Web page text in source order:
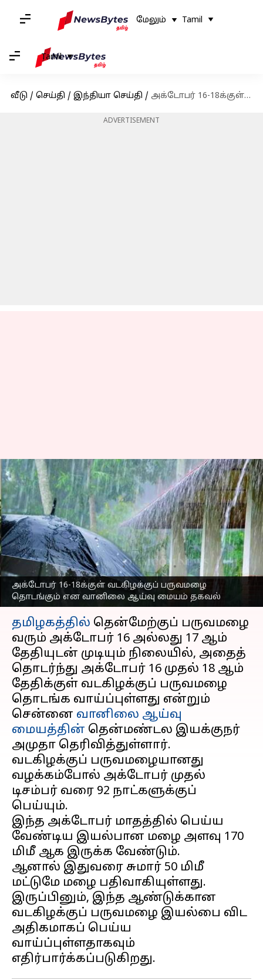
மேலும் Tamil
Tamil
வீடு / செய்தி / இந்தியா செய்தி / அக்டோபர் 16-18க்குள் வடகிழக்குப் பருவமழை தொடங்கும் என சென்னை வானிலை ஆய்வு மையம் தகவல்
ADVERTISEMENT
அக்டோபர் 16-18க்குள் வடகிழக்குப் பருவமழை
தொடங்கும் என வானிலை ஆய்வு மையம் தகவல்
அக்டோபர் 16-18க்குள்
வடகிழக்குப் பருவமழை
தொடங்கும் என சென்னை
வானிலை ஆய்வு மையம்
தகவல்
எழுதியவர் Sekar Chinnappan Oct 11, 2025 03:41 pm
செய்தி முன்னோட்டம்
தமிழகத்தில் தென்மேற்குப் பருவமழை
வரும் அக்டோபர் 16 அல்லது 17 ஆம்
தேதியுடன் முடியும் நிலையில், அதைத்
தொடர்ந்து அக்டோபர் 16 முதல் 18 ஆம்
தேதிக்குள் வடகிழக்குப் பருவமழை
தொடங்க வாய்ப்புள்ளது என்றும்
சென்னை வானிலை ஆய்வு
மையத்தின் தென்மண்டல இயக்குநர்
அமுதா தெரிவித்துள்ளார்.
வடகிழக்குப் பருவமழையானது
வழக்கம்போல் அக்டோபர் முதல்
டிசம்பர் வரை 92 நாட்களுக்குப்
பெய்யும்.
இந்த அக்டோபர் மாதத்தில் பெய்ய
வேண்டிய இயல்பான மழை அளவு 170
மிமீ ஆக இருக்க வேண்டும்.
ஆனால் இதுவரை சுமார் 50 மிமீ
மட்டுமே மழை பதிவாகியுள்ளது.
இருப்பினும், இந்த ஆண்டுக்கான
வடகிழக்குப் பருவமழை இயல்பை விட
அதிகமாகப் பெய்ய
வாய்ப்புள்ளதாகவும்